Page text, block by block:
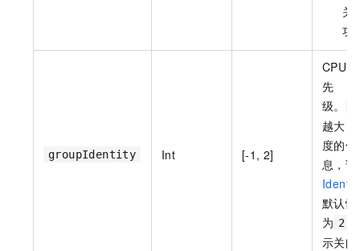
关
功
groupIdentity Int [-1, 2]
CPU
先
级。
越大
度的
息，
默认
为 2
示关闭